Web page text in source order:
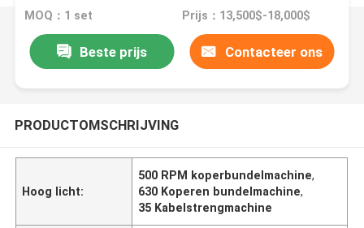
MOQ：1 set Prijs：13,500$-18,000$
Beste prijs Contacteer ons
PRODUCTOMSCHRIJVING
Hoog licht:
500 RPM koperbundelmachine,
630 Koperen bundelmachine,
35 Kabelstrengmachine